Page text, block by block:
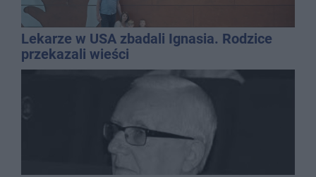
Lekarze w USA zbadali Ignasia. Rodzice
przekazali wieści